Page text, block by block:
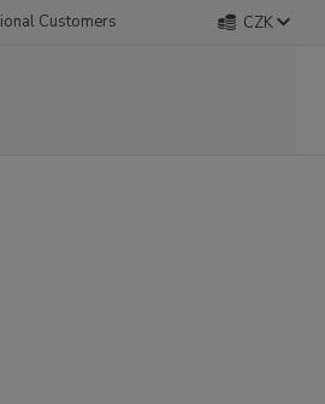
Customers CZK